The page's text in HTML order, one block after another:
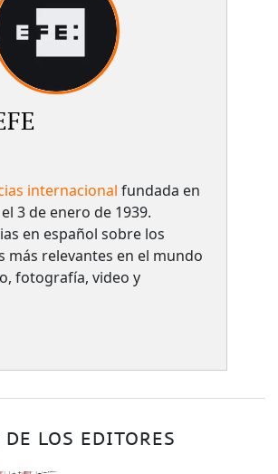
internacional fundada en
3 de enero de 1939.
en español sobre los
más relevantes en el mundo
fotografía, video y
DE LOS EDITORES